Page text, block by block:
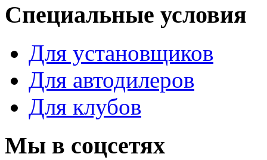
Специальные условия
Для установщиков
Для автодилеров
Для клубов
Мы в соцсетях